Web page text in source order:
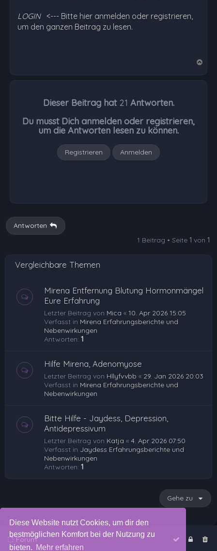
Diese Website nutzt Cookies, um dir den
bestmöglichen Komfort bei der Nutzung zu
bieten. Mehr erfahren
LOGIN <--- Bitte hier anmelden oder registrieren,
um den ganzen Beitrag zu lesen.
Dieser Beitrag hat 21 Antworten.
Du musst Dich anmelden oder registrieren,
um die Antworten lesen zu können.
Registrieren Anmelden
Antworten
1 Beitrag • Seite 1 von 1
Vergleichbare Themen
Mirena Entfernung Blutung Hormonmängel
Eure Erfahrung
Letzter Beitrag von Mica « 10. Apr 2026 15:05
Verfasst in Mirena Erfahrungsberichte und
Nebenwirkungen
Antworten: 1
Hilfe Mirena, Adenomyose
Letzter Beitrag von Hllyfvvbb « 29. Jan 2026 20:03
Verfasst in Mirena Erfahrungsberichte und
Nebenwirkungen
Bitte Hilfe - Jaydess, Depression,
Antidepressivum
Letzter Beitrag von Katja « 4. Apr 2026 07:50
Verfasst in Jaydess Erfahrungsberichte und
Nebenwirkungen
Antworten: 1
Gehe zu
Forum